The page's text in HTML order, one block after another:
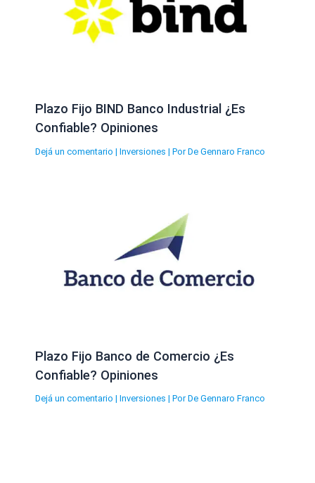
Plazo Fijo BIND Banco Industrial ¿Es
Confiable? Opiniones
Dejá un comentario | Inversiones | Por De Gennaro Franco
Plazo Fijo Banco de Comercio ¿Es
Confiable? Opiniones
Dejá un comentario | Inversiones | Por De Gennaro Franco